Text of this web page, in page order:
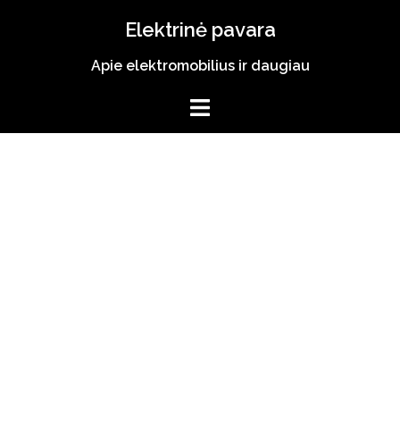
Elektrinė pavara
Apie elektromobilius ir daugiau